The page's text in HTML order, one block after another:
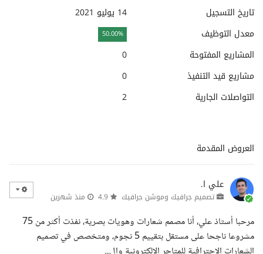
تاريخ التسجيل
14 يوليو 2021
معدل التوظيف
50.00%
المشاريع المفتوحة
0
مشاريع قيد التنفيذ
0
التواصلات الجارية
2
العروض المقدمة
علي ا.
تصميم جرافيك وموشن جرافيك منذ شهرين
مرحبا أستاذ علي، أنا مصمم شعارات وهويات بصرية، نفذت أكثر من 75
مشروعا ناجحا على مستقل بتقييم 5 نجوم، ومتخصص في تصميم